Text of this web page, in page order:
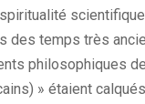
scientifique
des temps très
philosophiques
) » étaient